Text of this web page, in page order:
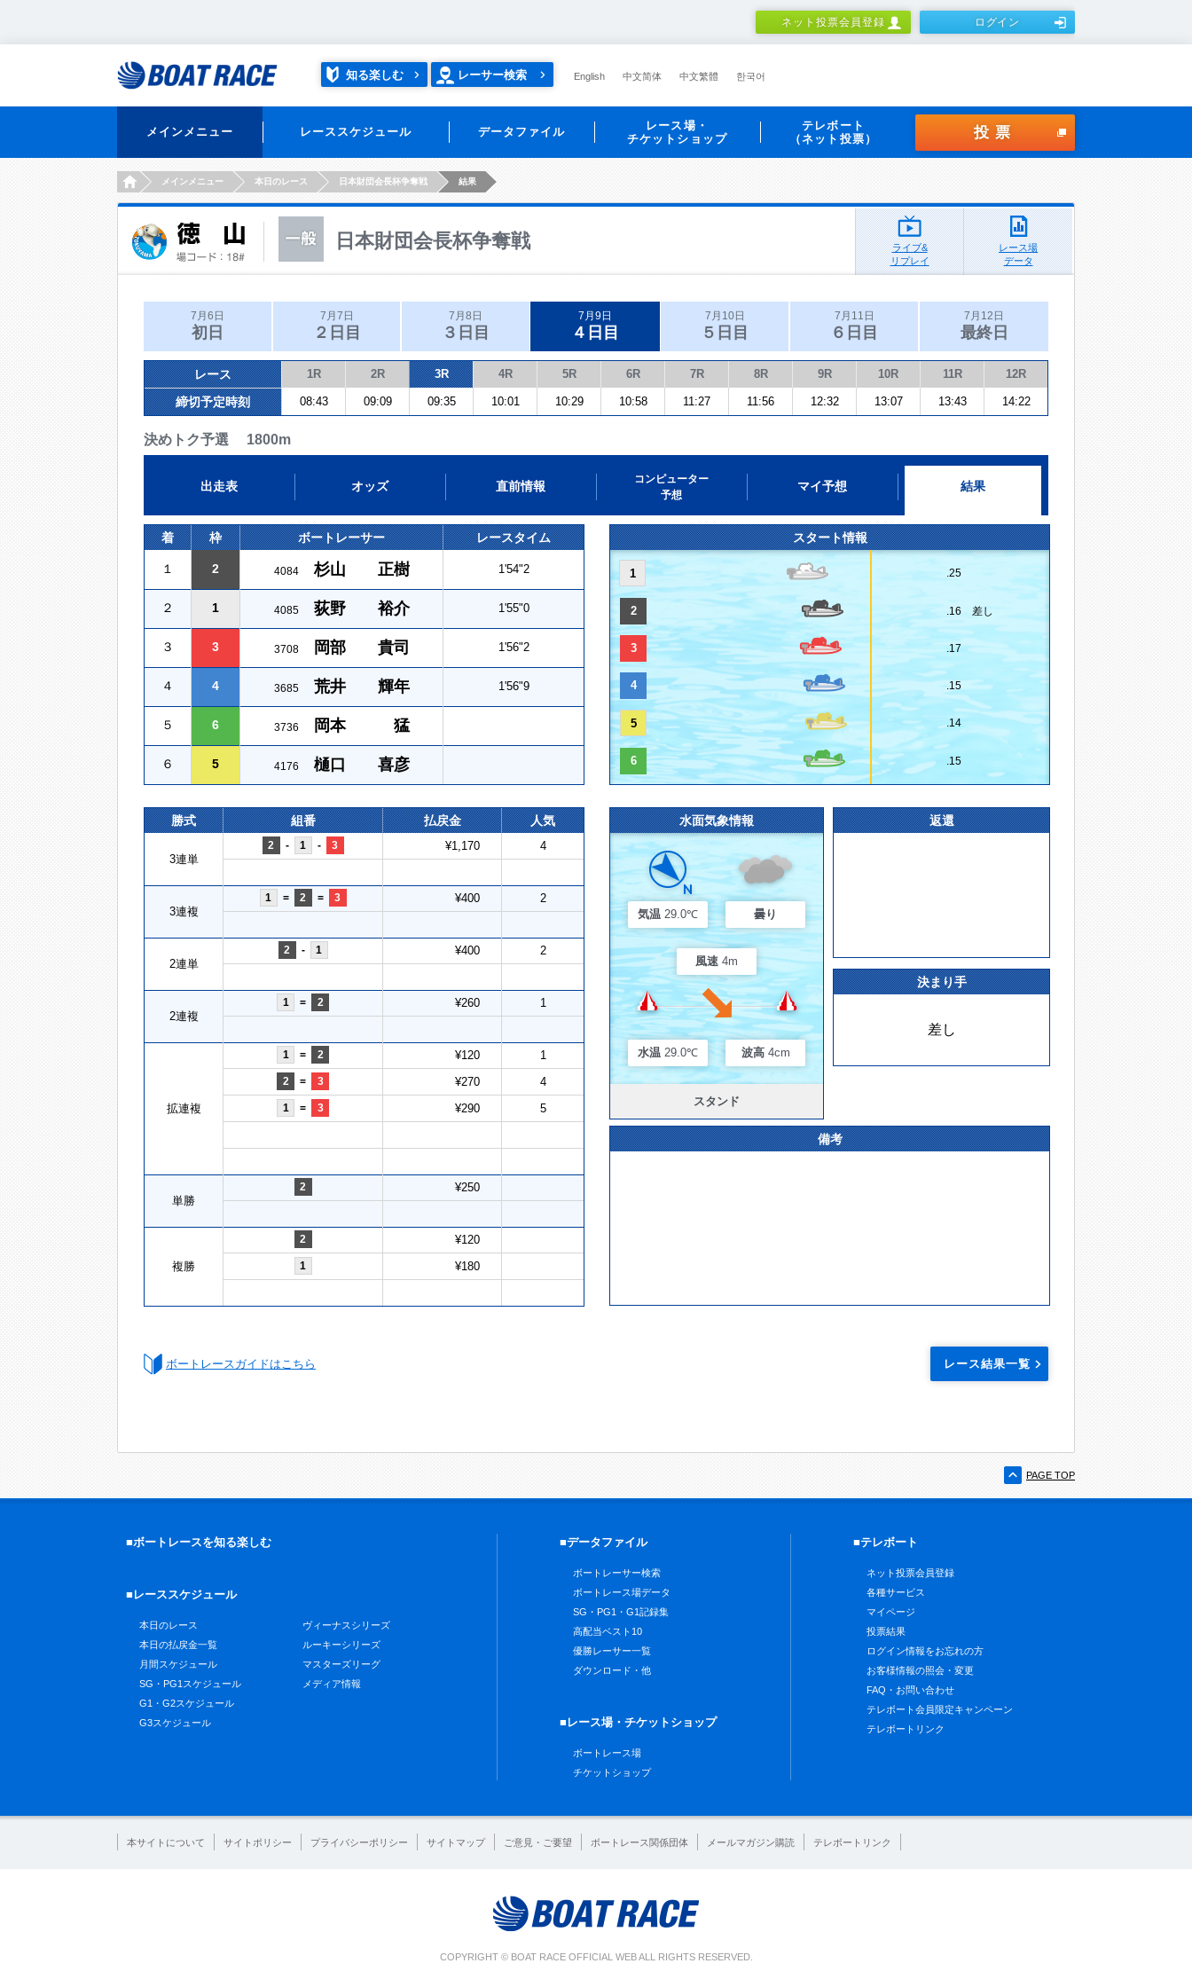
ネット投票会員登録 ログイン
知る楽しむ レーサー検索 English 中文简体 中文繁體 한국어
メインメニュー レーススケジュール データファイル
レース場・
チケットショップ
テレボート
（ネット投票）
投票
HOMEメインメニュー 本日のレース 日本財団会長杯争奪戦 結果
日本財団会長杯争奪戦
ライブ&
リプレイ
レース場
データ
7月6日
初日
7月7日
２日目
7月8日
３日目
7月9日
４日目
7月10日
５日目
7月11日
６日目
7月12日
最終日
レース 1R 2R 3R 4R 5R 6R 7R 8R 9R 10R 11R 12R
締切予定時刻 08:43 09:09 09:35 10:01 10:29 10:58 11:27 11:56 12:32 13:07 13:43 14:22
決めトク予選 1800m
出走表 オッズ 直前情報
コンピューター
予想
マイ予想 結果
着 枠 ボートレーサー レースタイム
１ 2 4084 杉山 正樹 1'54"2
２ 1 4085 荻野 裕介 1'55"0
３ 3 3708 岡部 貴司 1'56"2
４ 4 3685 荒井 輝年 1'56"9
５ 6 3736 岡本 猛
６ 5 4176 樋口 喜彦
スタート情報
1 .25
2 .16 差し
3 .17
4 .15
5 .14
6 .15
勝式 組番 払戻金 人気
3連単
2 - 1 - 3 ¥1,170 4
3連複
1 = 2 = 3 ¥400 2
2連単
2 - 1 ¥400 2
2連複
1 = 2 ¥260 1
拡連複
1 = 2 ¥120 1
2 = 3 ¥270 4
1 = 3 ¥290 5
単勝
2 ¥250
複勝
2 ¥120
1 ¥180
水面気象情報
気温 29.0℃ 曇り
風速 4m
水温 29.0℃ 波高 4cm
スタンド
返還
決まり手
差し
備考
ボートレースガイドはこちら レース結果一覧
PAGE TOP
■ボートレースを知る楽しむ
■レーススケジュール
本日のレース
本日の払戻金一覧
月間スケジュール
SG・PG1スケジュール
G1・G2スケジュール
G3スケジュール
ヴィーナスシリーズ
ルーキーシリーズ
マスターズリーグ
メディア情報
■データファイル
ボートレーサー検索
ボートレース場データ
SG・PG1・G1記録集
高配当ベスト10
優勝レーサー一覧
ダウンロード・他
■レース場・チケットショップ
ボートレース場
チケットショップ
■テレボート
ネット投票会員登録
各種サービス
マイページ
投票結果
ログイン情報をお忘れの方
お客様情報の照会・変更
FAQ・お問い合わせ
テレボート会員限定キャンペーン
テレボートリンク
本サイトについて サイトポリシー プライバシーポリシー サイトマップ ご意見・ご要望 ボートレース関係団体 メールマガジン購読 テレボートリンク
COPYRIGHT © BOAT RACE OFFICIAL WEB ALL RIGHTS RESERVED.